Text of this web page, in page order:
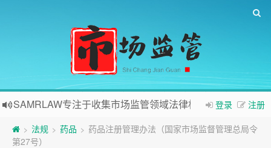
登录 注册
SAMRLAW专注于收集市场监管领域法律相关内容
> 法规 > 药品 > 药品注册管理办法（国家市场监督管理总局令
第27号）